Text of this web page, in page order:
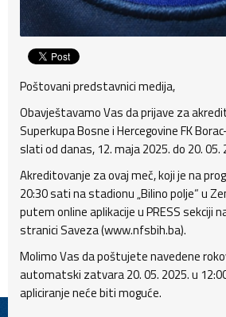
Poštovani predstavnici medija,
Obavještavamo Vas da prijave za
Superkupa Bosne i Hercegovine FK
slati od danas, 12. maja 2025. do 20. 05.
Akreditovanje za ovaj meč, koji je na
20:30 sati na stadionu „Bilino polje“ u
putem online aplikacije u PRESS sekciji
stranici Saveza (www.nfsbih.ba).
Molimo Vas da poštujete navedene
automatski zatvara 20. 05. 2025. u
apliciranje neće biti moguće.